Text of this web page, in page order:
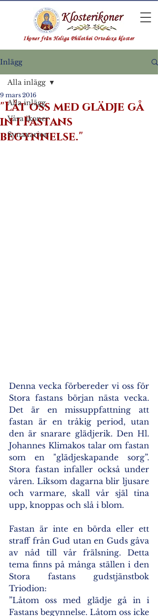
Ikoner från Heliga Philothei Ortodoxa kloster
Inlägg
Alla inlägg
Våra ikoner
Synaxarion
Alla inlägg
"Låt oss med glädje gå
in i Fastans
begynnelse."
9 mars 2016
Denna vecka förbereder vi oss för
Stora fastans början nästa vecka.
Det är en missuppfattning att
fastan är en tråkig period, utan
den är snarare glädjerik. Den Hl.
Johannes Klimakos talar om fastan
som en "glädjeskapande sorg”.
Stora fastan infaller också under
våren. Liksom dagarna blir ljusare
och varmare, skall vår själ tina
upp, knoppas och slå i blom.
Fastan är inte en börda eller ett
straff från Gud utan en Guds gåva
av nåd till vår frälsning. Detta
tema finns på många ställen i den
Stora fastans gudstjänstbok
Triodion:
”Låtom oss med glädje gå in i
Fastans begynnelse. Låtom oss icke